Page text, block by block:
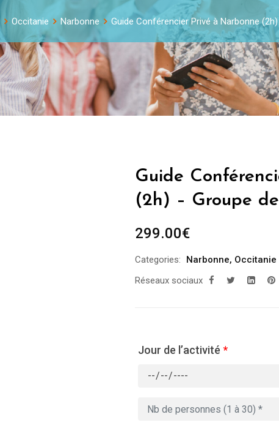
Occitanie Narbonne Guide Conférencier Privé à Narbonne
Guide
(2h) – Groupe
299.00€
Categories: Narbonne, Occitanie
Réseaux sociaux
Jour de l’activité *